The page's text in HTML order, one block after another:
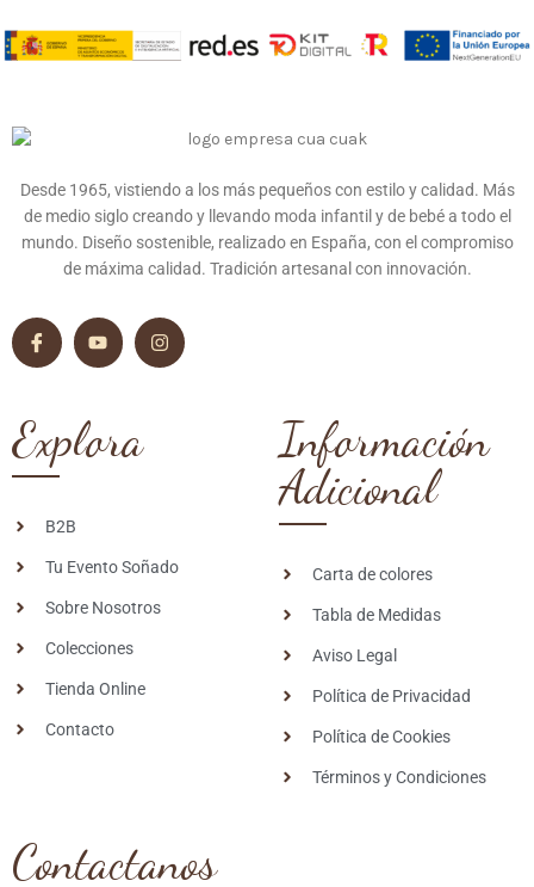
Desde 1965, vistiendo a los más pequeños con estilo y calidad. Más
de medio siglo creando y llevando moda infantil y de bebé a todo el
mundo. Diseño sostenible, realizado en España, con el compromiso
de máxima calidad. Tradición artesanal con innovación.
Explora
B2B
Tu Evento Soñado
Sobre Nosotros
Colecciones
Tienda Online
Contacto
Información
Adicional
Carta de colores
Tabla de Medidas
Aviso Legal
Política de Privacidad
Política de Cookies
Términos y Condiciones
Contactanos